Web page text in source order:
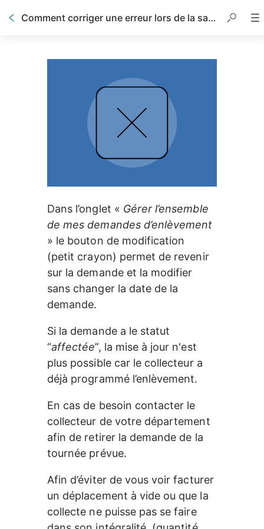
Comment corriger une erreur lors de la saisie de ma demande ?
Dans l’onglet « Gérer l’ensemble
de mes demandes d’enlèvement
» le bouton de modification
(petit crayon) permet de revenir
sur la demande et la modifier
sans changer la date de la
demande.
Si la demande a le statut
“affectée”, la mise à jour n'est
plus possible car le collecteur a
déjà programmé l’enlèvement.
En cas de besoin contacter le
collecteur de votre département
afin de retirer la demande de la
tournée prévue.
Afin d’éviter de vous voir facturer
un déplacement à vide ou que la
collecte ne puisse pas se faire